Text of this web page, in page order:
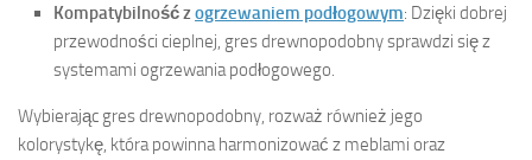
Kompatybilność zogrzewaniem podłogowym: Dzięki dobrej
przewodności cieplnej, gres drewnopodobny sprawdzi się z
systemami ogrzewania podłogowego.
Wybierając gres drewnopodobny, rozważ również jego
kolorystykę, która powinna harmonizować z meblami oraz